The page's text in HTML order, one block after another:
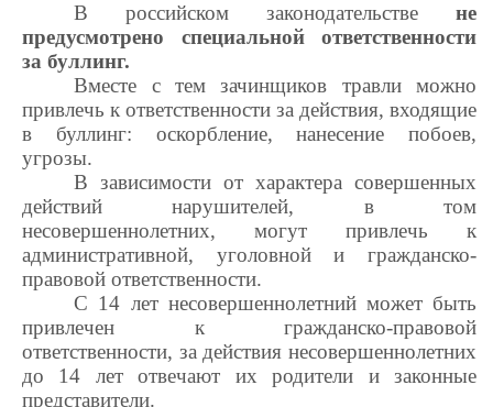
В российском законодательстве не
предусмотрено специальной ответственности
за буллинг.
Вместе с тем зачинщиков травли можно
привлечь к ответственности за действия, входящие
в буллинг: оскорбление, нанесение побоев,
угрозы.
В зависимости от характера совершенных
действий нарушителей, в том
несовершеннолетних, могут привлечь к
административной, уголовной и гражданско-
правовой ответственности.
С 14 лет несовершеннолетний может быть
привлечен к гражданско-правовой
ответственности, за действия несовершеннолетних
до 14 лет отвечают их родители и законные
представители.